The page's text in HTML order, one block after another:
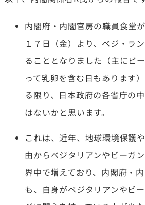
内閣府・内閣官房の職員食堂
１７日（金）より、ベジ・ラ
ることとなりました（主にビ
って乳卵を含む日もあります
る限り、日本政府の各省庁の
はないかと思います。
これは、近年、地球環境保護
由からベジタリアンやビーガ
界中で増えており、内閣府・
も、自身がベジタリアンやビ